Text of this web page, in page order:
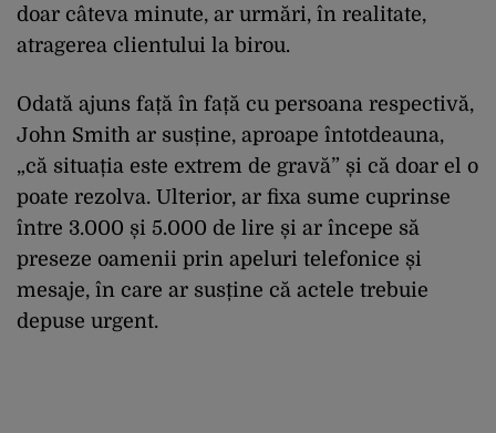
doar câteva minute, ar urmări, în realitate,
atragerea clientului la birou.
Odată ajuns față în față cu persoana respectivă,
John Smith ar susține, aproape întotdeauna,
„că situația este extrem de gravă” și că doar el o
poate rezolva. Ulterior, ar fixa sume cuprinse
între 3.000 și 5.000 de lire și ar începe să
preseze oamenii prin apeluri telefonice și
mesaje, în care ar susține că actele trebuie
depuse urgent.